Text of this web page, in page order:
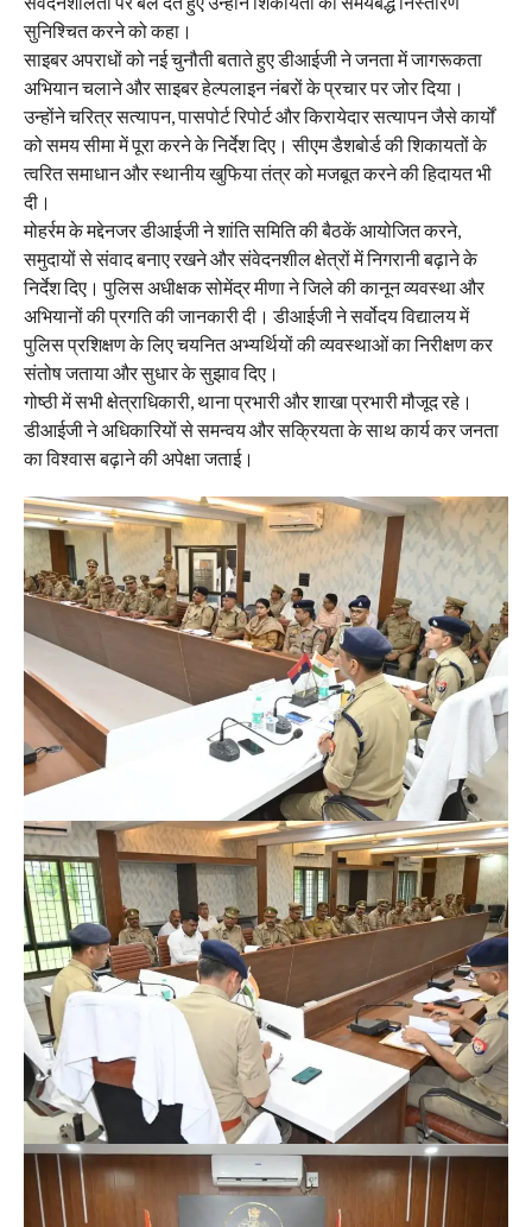
सुनिश्चित करने को कहा।
साइबर अपराधों को नई चुनौती बताते हुए डीआईजी ने जनता में जागरूकता
अभियान चलाने और साइबर हेल्पलाइन नंबरों के प्रचार पर जोर दिया।
उन्होंने चरित्र सत्यापन, पासपोर्ट रिपोर्ट और किरायेदार सत्यापन जैसे कार्यों
को समय सीमा में पूरा करने के निर्देश दिए। सीएम डैशबोर्ड की शिकायतों के
त्वरित समाधान और स्थानीय खुफिया तंत्र को मजबूत करने की हिदायत भी
दी।
मोहर्रम के मद्देनजर डीआईजी ने शांति समिति की बैठकें आयोजित करने,
समुदायों से संवाद बनाए रखने और संवेदनशील क्षेत्रों में निगरानी बढ़ाने के
निर्देश दिए। पुलिस अधीक्षक सोमेंद्र मीणा ने जिले की कानून व्यवस्था और
अभियानों की प्रगति की जानकारी दी। डीआईजी ने सर्वोदय विद्यालय में
पुलिस प्रशिक्षण के लिए चयनित अभ्यर्थियों की व्यवस्थाओं का निरीक्षण कर
संतोष जताया और सुधार के सुझाव दिए।
गोष्ठी में सभी क्षेत्राधिकारी, थाना प्रभारी और शाखा प्रभारी मौजूद रहे।
डीआईजी ने अधिकारियों से समन्वय और सक्रियता के साथ कार्य कर जनता
का विश्वास बढ़ाने की अपेक्षा जताई।